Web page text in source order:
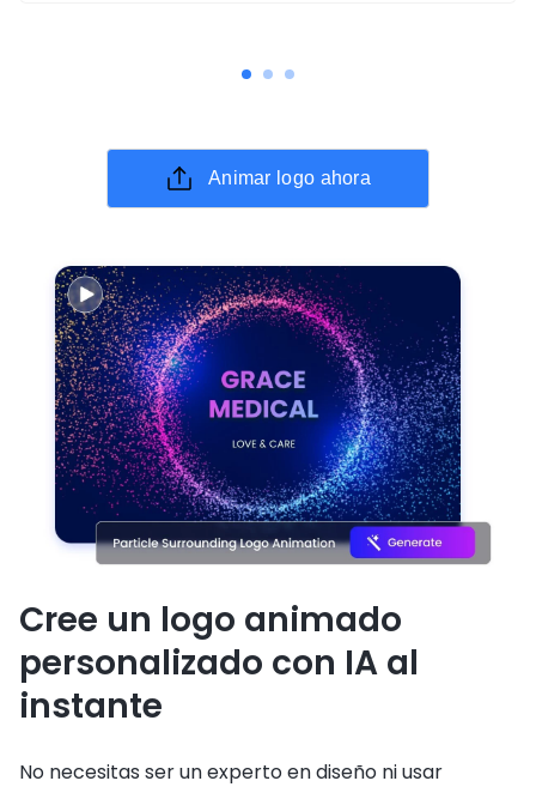
Animar logo ahora
Cree un logo animado
personalizado con IA al
instante
No necesitas ser un experto en diseño ni usar